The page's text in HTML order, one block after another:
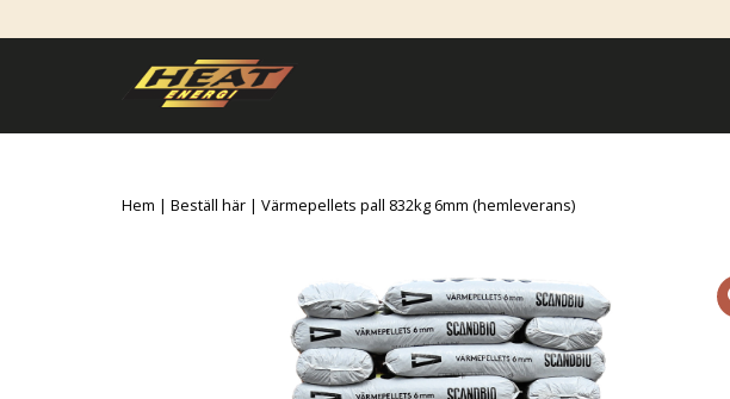
Hem | Beställ här | Värmepellets pall 832kg 6mm (hemleverans)